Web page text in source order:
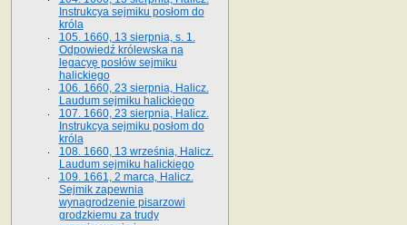
Instrukcya sejmiku posłom do
króla
105. 1660, 13 sierpnia, s. 1.
Odpowiedź królewska na
legacyę posłów sejmiku
halickiego
106. 1660, 23 sierpnia, Halicz.
Laudum sejmiku halickiego
107. 1660, 23 sierpnia, Halicz.
Instrukcya sejmiku posłom do
króla
108. 1660, 13 września, Halicz.
Laudum sejmiku halickiego
109. 1661, 2 marca, Halicz.
Sejmik zapewnia
wynagrodzenie pisarzowi
grodzkiemu za trudy